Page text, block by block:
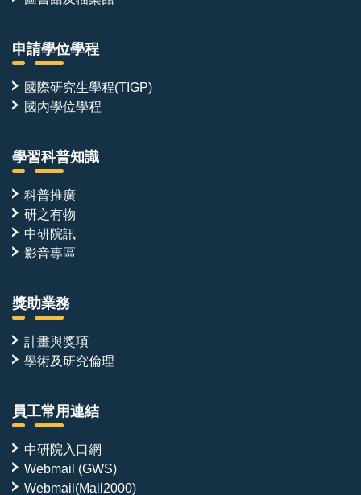
申請學位學程
國際研究生學程(TIGP)
國內學位學程
學習科普知識
科普推廣
研之有物
中研院訊
影音專區
獎助業務
計畫與獎項
學術及研究倫理
員工常用連結
中研院入口網
Webmail (GWS)
Webmail(Mail2000)